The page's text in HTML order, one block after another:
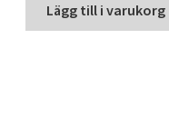
Lägg till i varukorg